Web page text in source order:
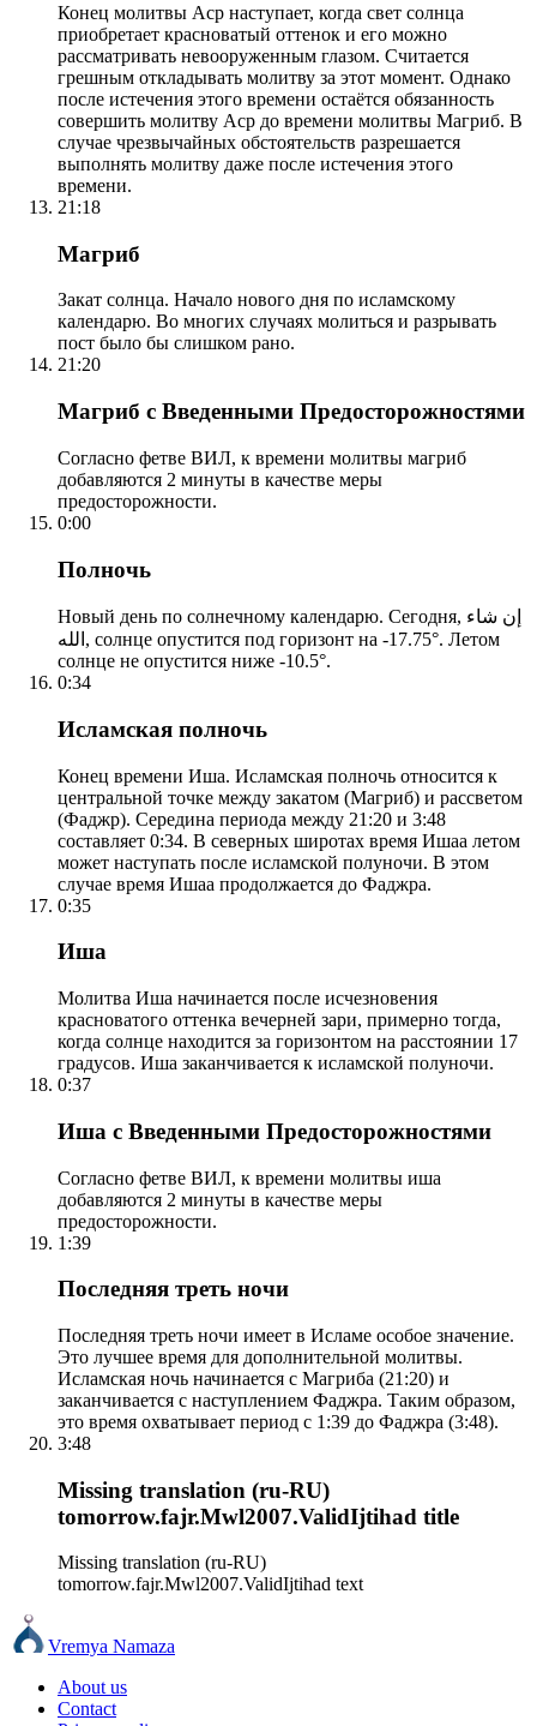
Конец молитвы Аср наступает, когда свет солнца
приобретает красноватый оттенок и его можно
рассматривать невооруженным глазом. Считается
грешным откладывать молитву за этот момент. Однако
после истечения этого времени остаётся обязанность
совершить молитву Аср до времени молитвы Магриб. В
случае чрезвычайных обстоятельств разрешается
выполнять молитву даже после истечения этого
времени.
21:18
Магриб
Закат солнца. Начало нового дня по исламскому
календарю. Во многих случаях молиться и разрывать
пост было бы слишком рано.
21:20
Магриб с Введенными Предосторожностями
Согласно фетве ВИЛ, к времени молитвы магриб
добавляются 2 минуты в качестве меры
предосторожности.
0:00
Полночь
Новый день по солнечному календарю. Сегодня, إن شاء
الله, солнце опустится под горизонт на -17.75°. Летом
солнце не опустится ниже -10.5°.
0:34
Исламская полночь
Конец времени Иша. Исламская полночь относится к
центральной точке между закатом (Магриб) и рассветом
(Фаджр). Середина периода между 21:20 и 3:48
составляет 0:34. В северных широтах время Ишаа летом
может наступать после исламской полуночи. В этом
случае время Ишаа продолжается до Фаджра.
0:35
Иша
Молитва Иша начинается после исчезновения
красноватого оттенка вечерней зари, примерно тогда,
когда солнце находится за горизонтом на расстоянии 17
градусов. Иша заканчивается к исламской полуночи.
0:37
Иша с Введенными Предосторожностями
Согласно фетве ВИЛ, к времени молитвы иша
добавляются 2 минуты в качестве меры
предосторожности.
1:39
Последняя треть ночи
Последняя треть ночи имеет в Исламе особое значение.
Это лучшее время для дополнительной молитвы.
Исламская ночь начинается с Магриба (21:20) и
заканчивается с наступлением Фаджра. Таким образом,
это время охватывает период с 1:39 до Фаджра (3:48).
3:48
Missing translation (ru-RU)
tomorrow.fajr.Mwl2007.ValidIjtihad title
Missing translation (ru-RU)
tomorrow.fajr.Mwl2007.ValidIjtihad text
Vremya Namaza
About us
Contact